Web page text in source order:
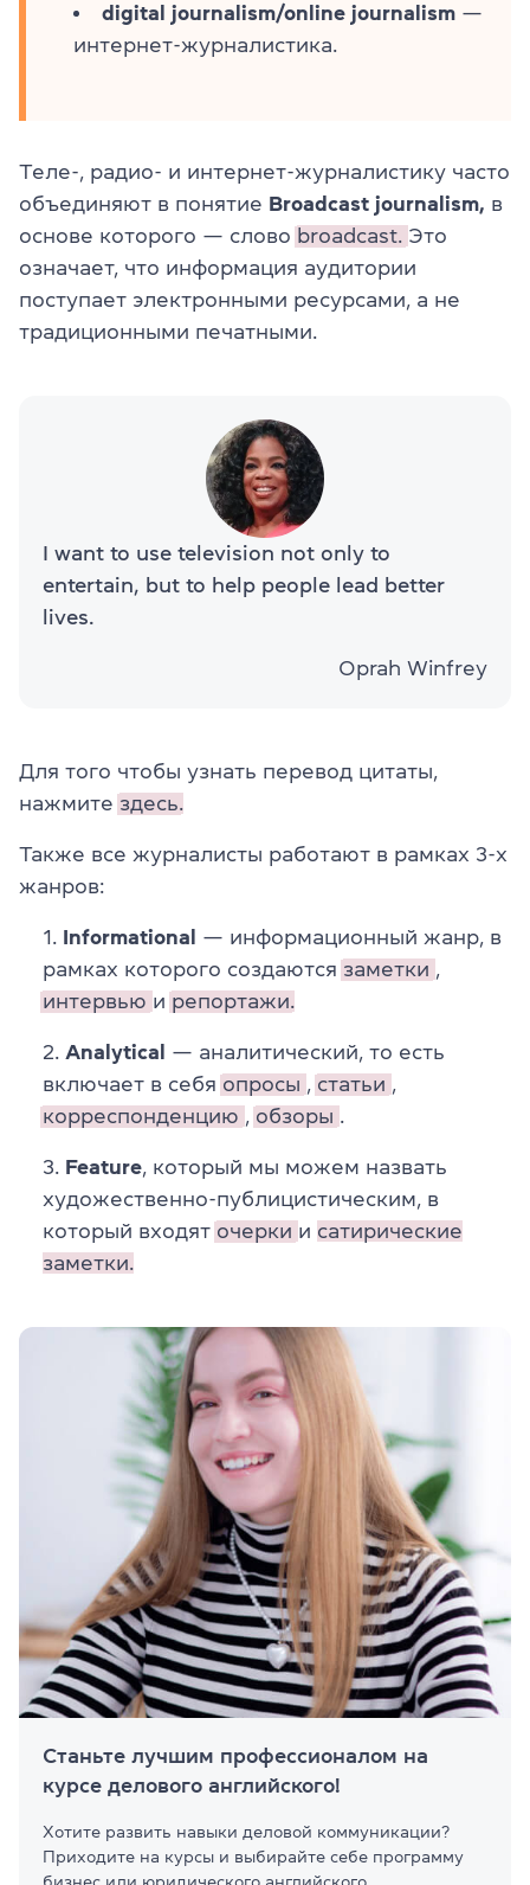
digital journalism/online journalism —
интернет-журналистика.
Теле-, радио- и интернет-журналистику часто
объединяют в понятие Broadcast journalism, в
основе которого — слово broadcast. Это
означает, что информация аудитории
поступает электронными ресурсами, а не
традиционными печатными.
I want to use television not only to
entertain, but to help people lead better
lives.
Oprah Winfrey
Для того чтобы узнать перевод цитаты,
нажмите здесь.
Также все журналисты работают в рамках 3-х
жанров:
Informational — информационный жанр, в
рамках которого создаются заметки
интервью и репортажи.
Analytical
— аналитический, то есть
включает в себя опросы статьи
корреспонденцию
обзоры
Feature , который мы можем назвать
художественно-публицистическим, в
который входят очерки и сатирические
заметки.
Станьте лучшим профессионалом на
курсе делового английского!
Хотите развить навыки деловой коммуникации?
Приходите на курсы и выбирайте себе программу
бизнес или юридического английского.